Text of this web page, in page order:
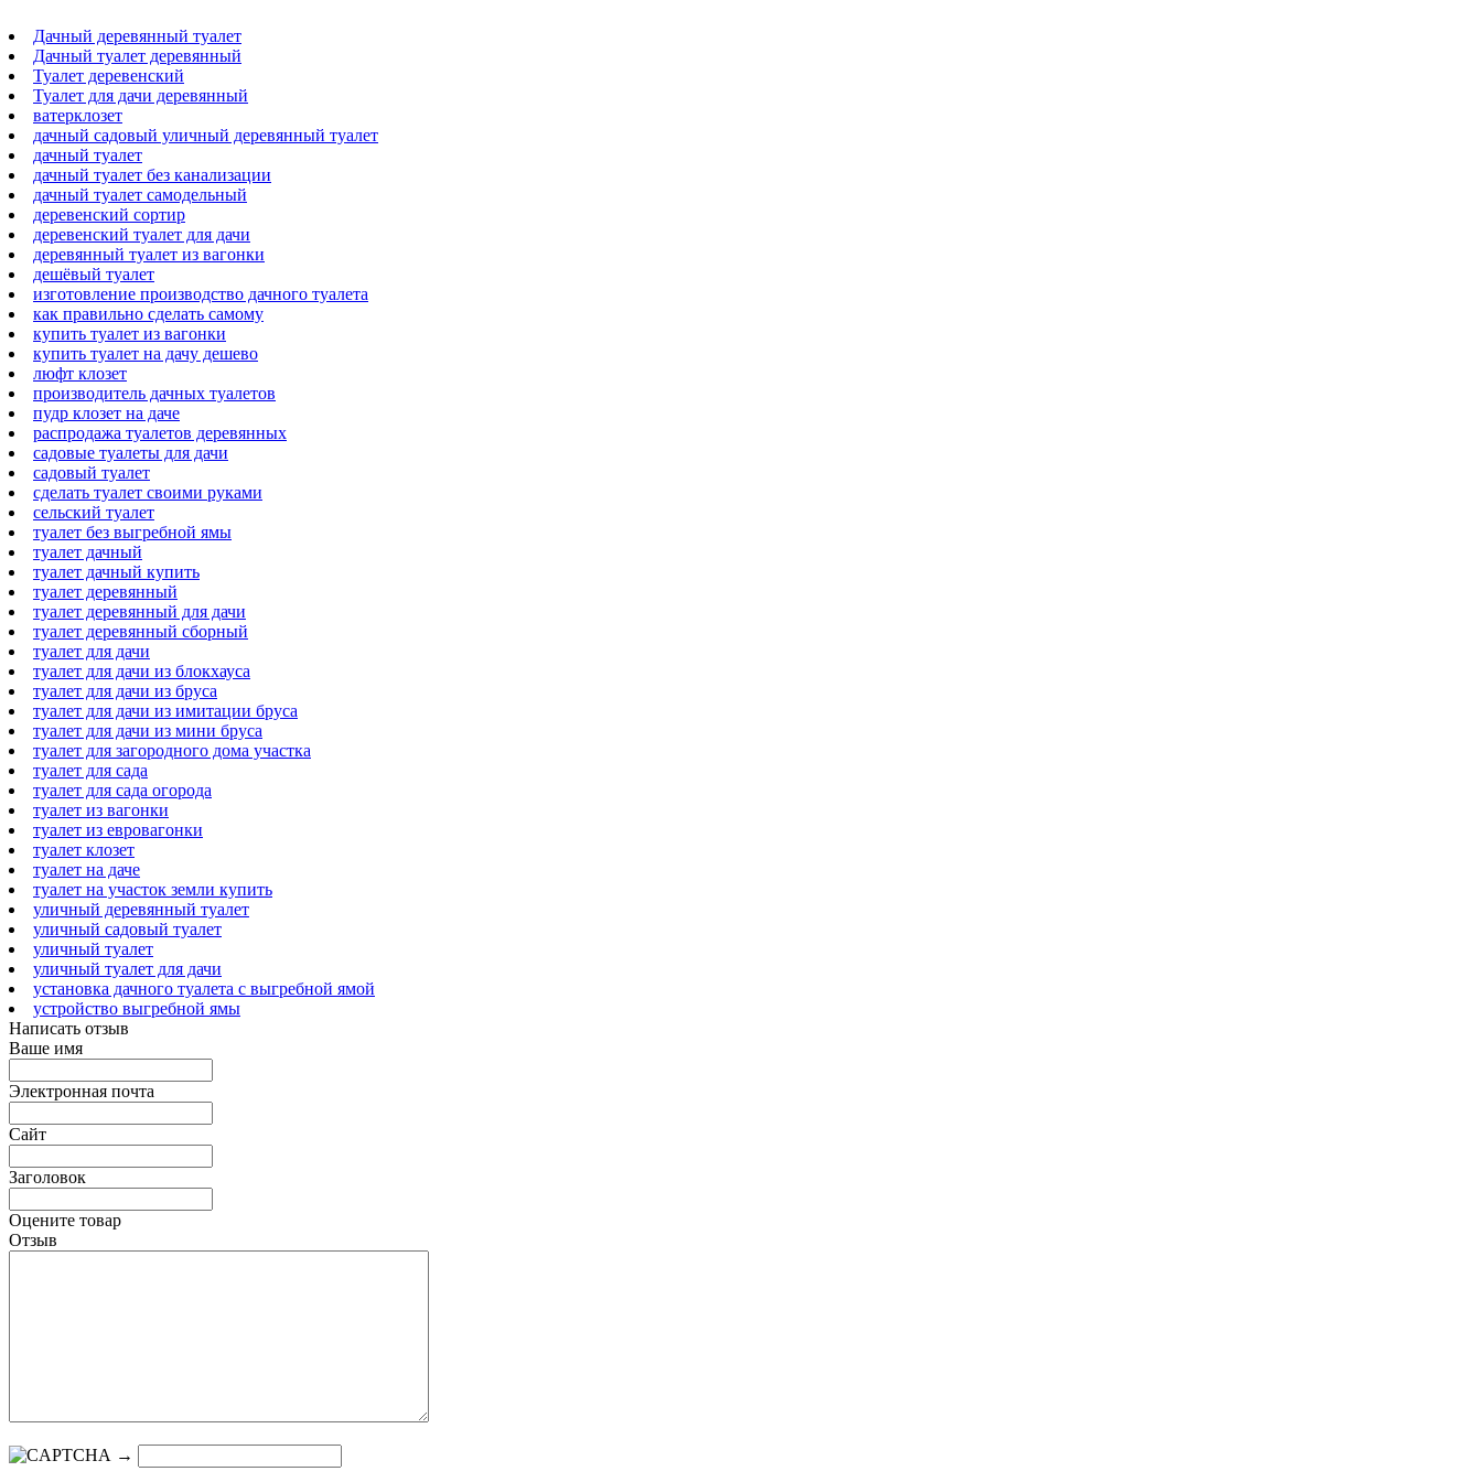
Дачный деревянный туалет
Дачный туалет деревянный
Туалет деревенский
Туалет для дачи деревянный
ватерклозет
дачный садовый уличный деревянный туалет
дачный туалет
дачный туалет без канализации
дачный туалет самодельный
деревенский сортир
деревенский туалет для дачи
деревянный туалет из вагонки
дешёвый туалет
изготовление производство дачного туалета
как правильно сделать самому
купить туалет из вагонки
купить туалет на дачу дешево
люфт клозет
производитель дачных туалетов
пудр клозет на даче
распродажа туалетов деревянных
садовые туалеты для дачи
садовый туалет
сделать туалет своими руками
сельский туалет
туалет без выгребной ямы
туалет дачный
туалет дачный купить
туалет деревянный
туалет деревянный для дачи
туалет деревянный сборный
туалет для дачи
туалет для дачи из блокхауса
туалет для дачи из бруса
туалет для дачи из имитации бруса
туалет для дачи из мини бруса
туалет для загородного дома участка
туалет для сада
туалет для сада огорода
туалет из вагонки
туалет из евровагонки
туалет клозет
туалет на даче
туалет на участок земли купить
уличный деревянный туалет
уличный садовый туалет
уличный туалет
уличный туалет для дачи
установка дачного туалета с выгребной ямой
устройство выгребной ямы
Написать отзыв
Ваше имя
Электронная почта
Сайт
Заголовок
Оцените товар
Отзыв
→